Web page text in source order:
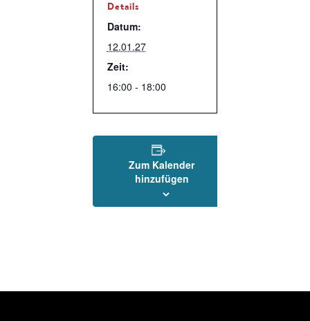
Details
Datum:
12.01.27
Zeit:
16:00 - 18:00
Zum Kalender
hinzufügen